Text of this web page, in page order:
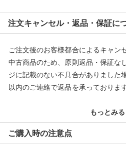
注文キャンセル・返品・保証に
ご注文後のお客様都合によるキャン
中古商品のため、原則返品・保証な
ジに記載のない不具合がありました
以内のご連絡で返品を承っております
配送料ともに当社負担で対応いたしま
※オンラインストアで購入頂いた商
できません。また、商品の修理及び
もっとみる
ご購入時の注意点